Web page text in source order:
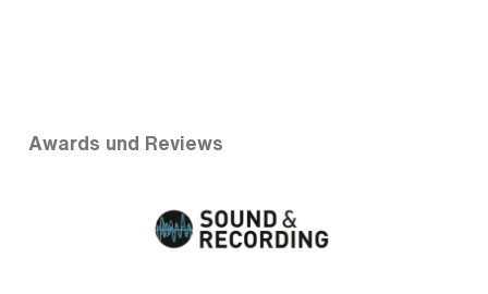
Awards und Reviews